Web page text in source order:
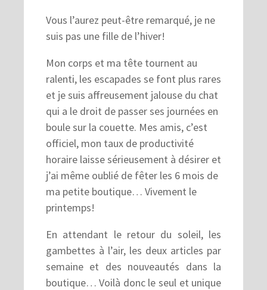
Vous l’aurez peut-être remarqué, je ne
suis pas une fille de l’hiver!
Mon corps et ma tête tournent au
ralenti, les escapades se font plus rares
et je suis affreusement jalouse du chat
qui a le droit de passer ses journées en
boule sur la couette. Mes amis, c’est
officiel, mon taux de productivité
horaire laisse sérieusement à désirer et
j’ai même oublié de fêter les 6 mois de
ma petite boutique… Vivement le
printemps!
En attendant le retour du soleil, les
gambettes à l’air, les deux articles par
semaine et des nouveautés dans la
boutique… Voilà donc le seul et unique